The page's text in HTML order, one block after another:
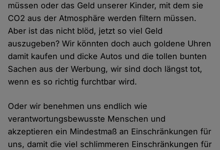
müssen oder das Geld unserer Kinder, mit dem sie
CO2 aus der Atmosphäre werden filtern müssen.
Aber ist das nicht blöd, jetzt so viel Geld
auszugeben? Wir könnten doch auch goldene Uhren
damit kaufen und dicke Autos und die tollen bunten
Sachen aus der Werbung, wir sind doch längst tot,
wenn es so richtig furchtbar wird.
Oder wir benehmen uns endlich wie
verantwortungsbewusste Menschen und
akzeptieren ein Mindestmaß an Einschränkungen für
uns, damit die viel schlimmeren Einschränkungen für